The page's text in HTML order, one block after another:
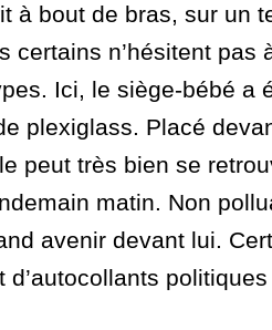
à bout de bras, sur un
certains n’hésitent pas
Ici, le siège-bébé a
plexiglass. Placé
peut très bien se
matin. Non
avenir devant lui.
d’autocollants